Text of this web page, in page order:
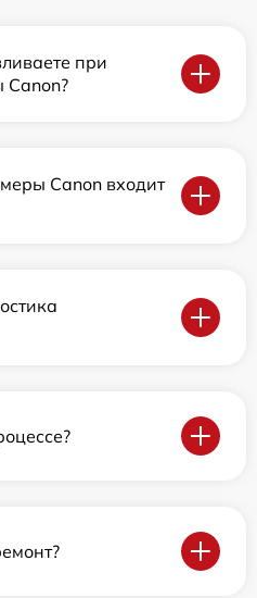
при
Canon?
Canon входит